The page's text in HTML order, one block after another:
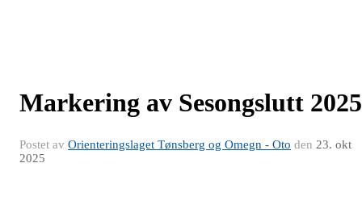
Markering av Sesongslutt 2025
Postet av Orienteringslaget Tønsberg og Omegn - Oto den 23. okt
2025